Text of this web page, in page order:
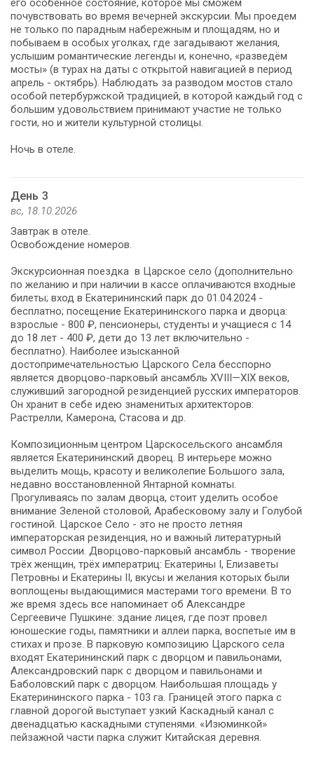
почувствовать во время вечерней экскурсии. Мы проедем
не только по парадным набережным и площадям, но и
побываем в особых уголках, где загадывают желания,
услышим романтические легенды и, конечно, «разведём
мосты» (в турах на даты с открытой навигацией в период
апрель - октябрь). Наблюдать за разводом мостов стало
особой петербуржской традицией, в которой каждый год с
большим удовольствием принимают участие не только
гости, но и жители культурной столицы.
Ночь в отеле.
День 3
вс, 18.10.2026
Завтрак в отеле.
Освобождение номеров.
Экскурсионная поездка в Царское село (дополнительно
по желанию и при наличии в кассе оплачиваются входные
билеты; вход в Екатерининский парк до 01.04.2024 -
бесплатно; посещение Екатерининского парка и дворца:
взрослые - 800 ₽, пенсионеры, студенты и учащиеся с 14
до 18 лет - 400 ₽, дети до 13 лет включительно -
бесплатно). Наиболее изысканной
достопримечательностью Царского Села бесспорно
является дворцово-парковый ансамбль XVIII—XIX веков,
служивший загородной резиденцией русских императоров.
Он хранит в себе идею знаменитых архитекторов:
Растрелли, Камерона, Стасова и др.
Композиционным центром Царскосельского ансамбля
является Екатерининский дворец. В интерьере можно
выделить мощь, красоту и великолепие Большого зала,
недавно восстановленной Янтарной комнаты.
Прогуливаясь по залам дворца, стоит уделить особое
внимание Зеленой столовой, Арабесковому залу и Голубой
гостиной. Царское Село - это не просто летняя
императорская резиденция, но и важный литературный
символ России. Дворцово-парковый ансамбль - творение
трёх женщин, трёх императриц: Екатерины I, Елизаветы
Петровны и Екатерины II, вкусы и желания которых были
воплощены выдающимися мастерами того времени. В то
же время здесь все напоминает об Александре
Сергеевиче Пушкине: здание лицея, где поэт провел
юношеские годы, памятники и аллеи парка, воспетые им в
стихах и прозе. В парковую композицию Царского села
входят Екатерининский парк с дворцом и павильонами,
Александровский парк с дворцом и павильонами и
Баболовский парк с дворцом. Наибольшая площадь у
Екатерининского парка - 103 га. Границей этого парка с
главной дорогой выступает узкий Каскадный канал с
двенадцатью каскадными ступенями. «Изюминкой»
пейзажной части парка служит Китайская деревня.